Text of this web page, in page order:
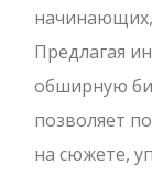
Предлагая
обширную
позволяет
на сюжете,